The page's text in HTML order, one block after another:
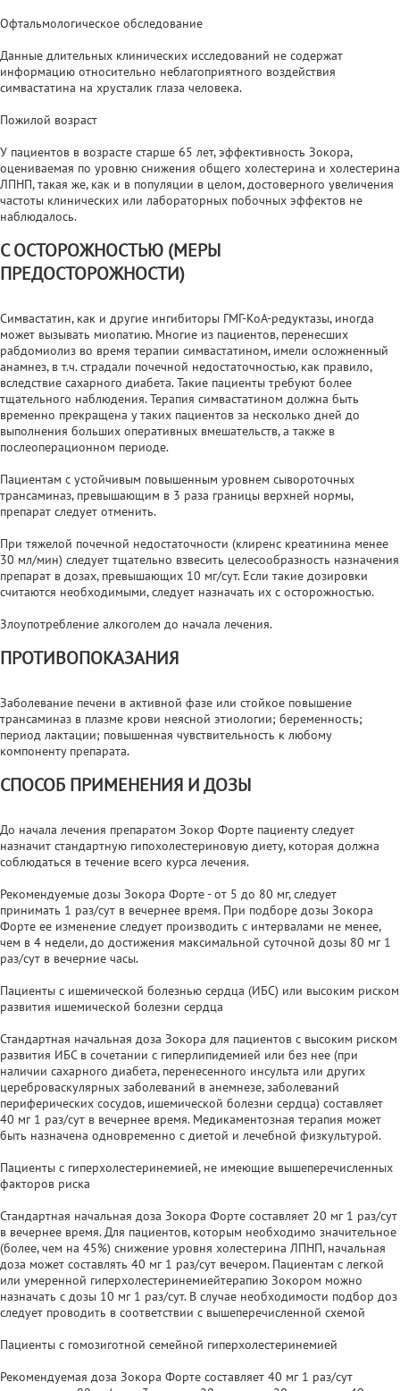
Офтальмологическое обследование
Данные длительных клинических исследований не содержат
информацию относительно неблагоприятного воздействия
симвастатина на хрусталик глаза человека.
Пожилой возраст
У пациентов в возрасте старше 65 лет, эффективность Зокора,
оцениваемая по уровню снижения общего холестерина и холестерина
ЛПНП, такая же, как и в популяции в целом, достоверного увеличения
частоты клинических или лабораторных побочных эффектов не
наблюдалось.
С ОСТОРОЖНОСТЬЮ (МЕРЫ
ПРЕДОСТОРОЖНОСТИ)
Симвастатин, как и другие ингибиторы ГМГ-КоА-редуктазы, иногда
может вызывать миопатию. Многие из пациентов, перенесших
рабдомиолиз во время терапии симвастатином, имели осложненный
анамнез, в т.ч. страдали почечной недостаточностью, как правило,
вследствие сахарного диабета. Такие пациенты требуют более
тщательного наблюдения. Терапия симвастатином должна быть
временно прекращена у таких пациентов за несколько дней до
выполнения больших оперативных вмешательств, а также в
послеоперационном периоде.
Пациентам с устойчивым повышенным уровнем сывороточных
трансаминаз, превышающим в 3 раза границы верхней нормы,
препарат следует отменить.
При тяжелой почечной недостаточности (клиренс креатинина менее
30 мл/мин) следует тщательно взвесить целесообразность назначения
препарат в дозах, превышающих 10 мг/сут. Если такие дозировки
считаются необходимыми, следует назначать их с осторожностью.
Злоупотребление алкоголем до начала лечения.
ПРОТИВОПОКАЗАНИЯ
Заболевание печени в активной фазе или стойкое повышение
трансаминаз в плазме крови неясной этиологии; беременность;
период лактации; повышенная чувствительность к любому
компоненту препарата.
СПОСОБ ПРИМЕНЕНИЯ И ДОЗЫ
До начала лечения препаратом Зокор Форте пациенту следует
назначит стандартную гипохолестериновую диету, которая должна
соблюдаться в течение всего курса лечения.
Рекомендуемые дозы Зокора Форте - от 5 до 80 мг, следует
принимать 1 раз/сут в вечернее время. При подборе дозы Зокора
Форте ее изменение следует производить с интервалами не менее,
чем в 4 недели, до достижения максимальной суточной дозы 80 мг 1
раз/сут в вечерние часы.
Пациенты с ишемической болезнью сердца (ИБС) или высоким риском
развития ишемической болезни сердца
Стандартная начальная доза Зокора для пациентов с высоким риском
развития ИБС в сочетании с гиперлипидемией или без нее (при
наличии сахарного диабета, перенесенного инсульта или других
цереброваскулярных заболеваний в анемнезе, заболеваний
периферических сосудов, ишемической болезни сердца) составляет
40 мг 1 раз/сут в вечернее время. Медикаментозная терапия может
быть назначена одновременно с диетой и лечебной физкультурой.
Пациенты с гиперхолестеринемией, не имеющие вышеперечисленных
факторов риска
Стандартная начальная доза Зокора Форте составляет 20 мг 1 раз/сут
в вечернее время. Для пациентов, которым необходимо значительное
(более, чем на 45%) снижение уровня холестерина ЛПНП, начальная
доза может составлять 40 мг 1 раз/сут вечером. Пациентам с легкой
или умеренной гиперхолестеринемиейтерапию Зокором можно
назначать с дозы 10 мг 1 раз/сут. В случае необходимости подбор доз
следует проводить в соответствии с вышеперечисленной схемой
Пациенты с гомозиготной семейной гиперхолестеринемией
Рекомендуемая доза Зокора Форте составляет 40 мг 1 раз/сут